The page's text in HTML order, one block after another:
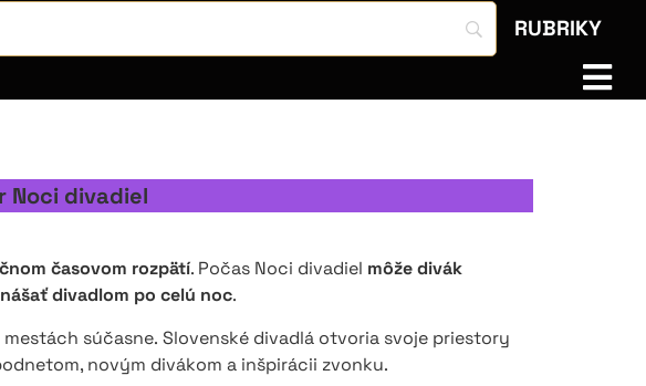
RUBRIKY
Noci divadiel
časovom rozpätí. Počas Noci divadiel môže divák
divadlom po celú noc.
súčasne. Slovenské divadlá otvoria svoje priestory
novým divákom a inšpirácii zvonku.